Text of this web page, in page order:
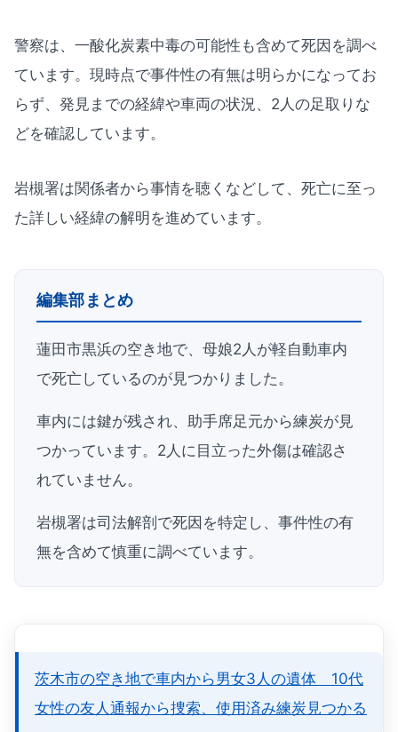
警察は、一酸化炭素中毒の可能性も含めて死因を調べ
ています。現時点で事件性の有無は明らかになってお
らず、発見までの経緯や車両の状況、2人の足取りな
どを確認しています。
岩槻署は関係者から事情を聴くなどして、死亡に至っ
た詳しい経緯の解明を進めています。
編集部まとめ
蓮田市黒浜の空き地で、母娘2人が軽自動車内
で死亡しているのが見つかりました。
車内には鍵が残され、助手席足元から練炭が見
つかっています。2人に目立った外傷は確認さ
れていません。
岩槻署は司法解剖で死因を特定し、事件性の有
無を含めて慎重に調べています。
茨木市の空き地で車内から男女3人の遺体 10代
女性の友人通報から捜索、使用済み練炭見つかる